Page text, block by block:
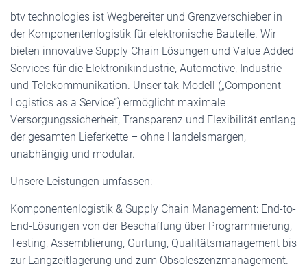
btv technologies ist Wegbereiter und Grenzverschieber in
der Komponentenlogistik für elektronische Bauteile. Wir
bieten innovative Supply Chain Lösungen und Value Added
Services für die Elektronikindustrie, Automotive, Industrie
und Telekommunikation. Unser tak-Modell („Component
Logistics as a Service“) ermöglicht maximale
Versorgungssicherheit, Transparenz und Flexibilität entlang
der gesamten Lieferkette – ohne Handelsmargen,
unabhängig und modular.
Unsere Leistungen umfassen:
Komponentenlogistik & Supply Chain Management: End-to-
End-Lösungen von der Beschaffung über Programmierung,
Testing, Assemblierung, Gurtung, Qualitätsmanagement bis
zur Langzeitlagerung und zum Obsoleszenzmanagement.